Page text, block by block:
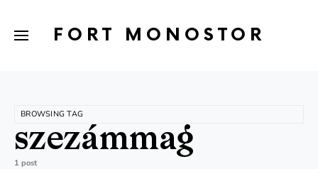
FORT MONOSTOR
BROWSING TAG
szezámmag
1 post